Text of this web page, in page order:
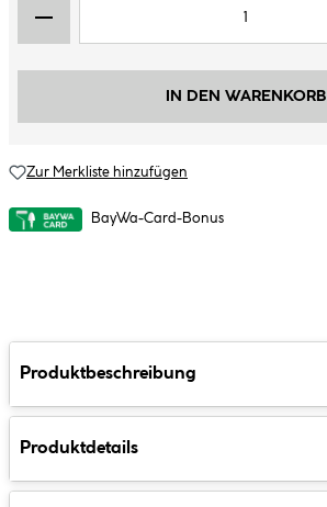
IN DEN WARENKORB
Zur Merkliste hinzufügen
BayWa-Card-Bonus
Produktbeschreibung
Produktdetails